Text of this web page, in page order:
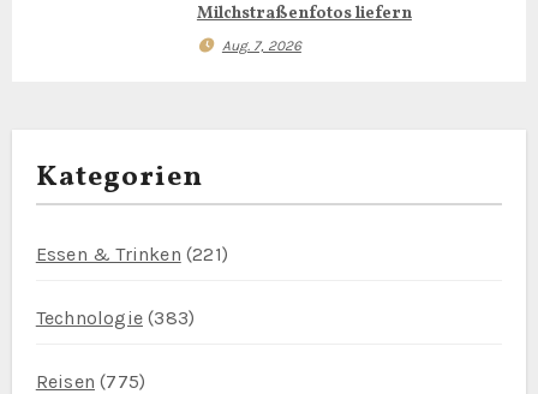
Milchstraßenfotos liefern
Aug. 7, 2026
Kategorien
Essen & Trinken (221)
Technologie(383)
Reisen (775)